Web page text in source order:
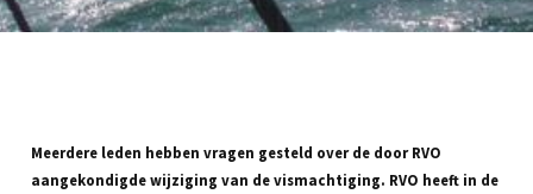
Meerdere leden hebben vragen gesteld over de door RVO
aangekondigde wijziging van de vismachtiging. RVO heeft in de